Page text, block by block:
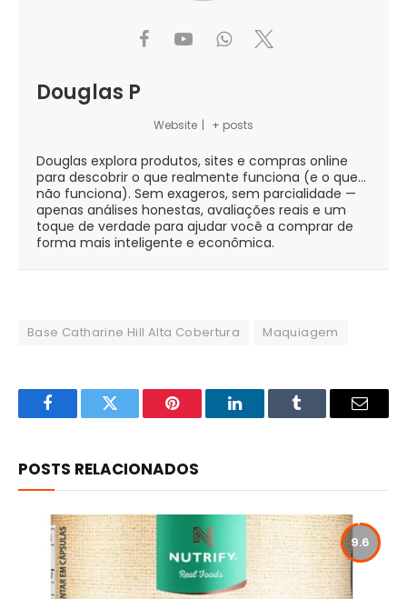
Douglas P
Website | + posts
Douglas explora produtos, sites e compras online
para descobrir o que realmente funciona (e o que...
não funciona). Sem exageros, sem parcialidade —
apenas análises honestas, avaliações reais e um
toque de verdade para ajudar você a comprar de
forma mais inteligente e econômica.
Base Catharine Hill Alta Cobertura Maquiagem
FacebookTwitter Pinterest LinkedInTumblr Email
POSTS RELACIONADOS
9.6